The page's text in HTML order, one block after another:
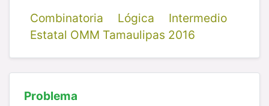
Combinatoria
Lógica
Intermedio
Estatal OMM Tamaulipas 2016
Problema